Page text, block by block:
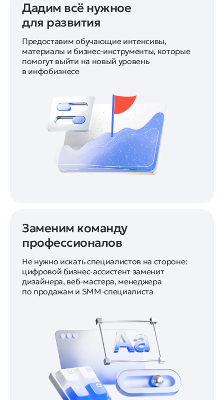
Дадим всё нужное
для развития
Предоставим обучающие интенсивы,
материалы и бизнес-инструменты, которые
помогут выйти на новый уровень
в инфобизнесе
Заменим команду
профессионалов
Не нужно искать специалистов на стороне:
цифровой бизнес-ассистент заменит
дизайнера, веб-мастера, менеджера
по продажам и SMM-специалиста